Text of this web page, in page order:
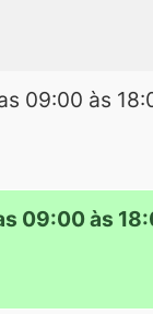
09:00 às
09:00 às